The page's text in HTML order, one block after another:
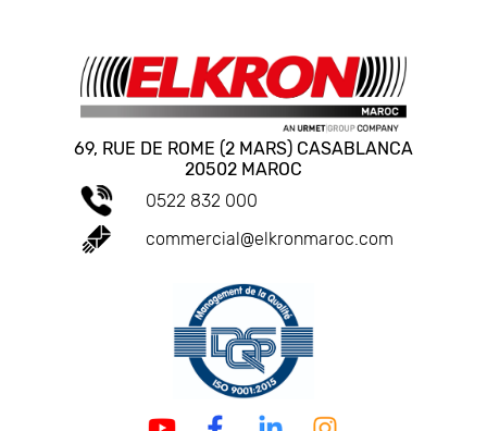
69, RUE DE ROME (2 MARS) CASABLANCA
20502 MAROC
0522 832 000
commercial@elkronmaroc.com